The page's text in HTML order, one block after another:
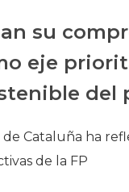
su
eje
del
Cataluña ha
de la FP